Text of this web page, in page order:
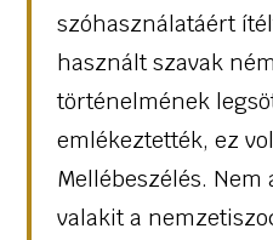
szóhasználatáért
használt szavak
történelmének
emlékeztették, ez
Mellébeszélés. Nem
valakit a